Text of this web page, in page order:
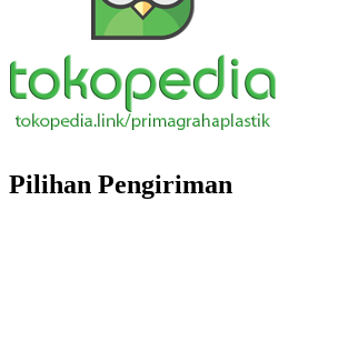
Pilihan Pengiriman